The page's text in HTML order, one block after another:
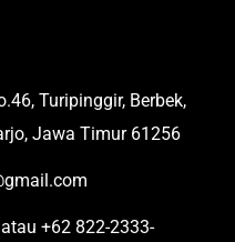
Turipinggir, Berbek,
Jawa Timur 61256
+62 822-2333-